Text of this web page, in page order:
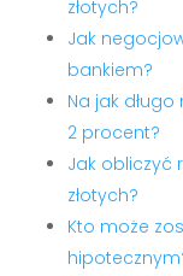
złotych?
Jak
bankiem?
Na jak
2 procent?
Jak obliczyć
złotych?
Kto może